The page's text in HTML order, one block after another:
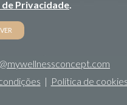
Privacidade.
| Política de